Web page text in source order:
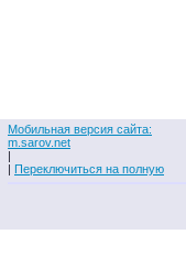
Мобильная версия сайта:
m.sarov.net
|
| Переключиться на полную